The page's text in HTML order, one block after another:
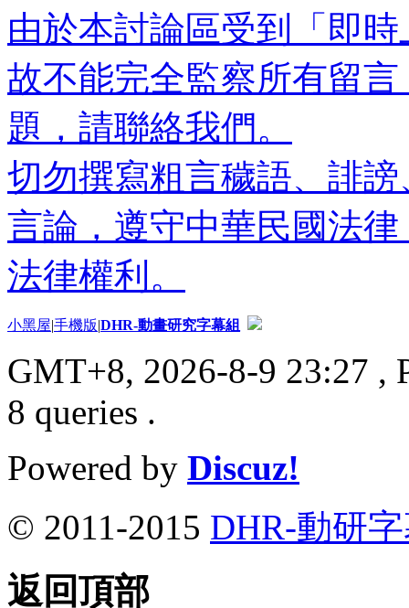
由於本討論區受到「即
故不能完全監察所有留
題，請聯絡我們。
切勿撰寫粗言穢語、誹
言論，遵守中華民國法
法律權利。
小黑屋|手機版|DHR-動畫研究字幕組
GMT+8, 2026-8-9 23:27 ,
8 queries .
Powered by Discuz!
© 2011-2015 DHR-動研
返回頂部